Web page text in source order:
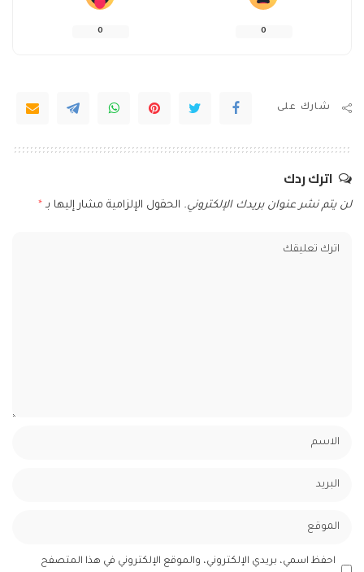
0
0
شارك على
اترك ردك
لن يتم نشر عنوان بريدك الإلكتروني. الحقول الإلزامية مشار إليها بـ *
احفظ اسمي، بريدي الإلكتروني، والموقع الإلكتروني في هذا المتصفح